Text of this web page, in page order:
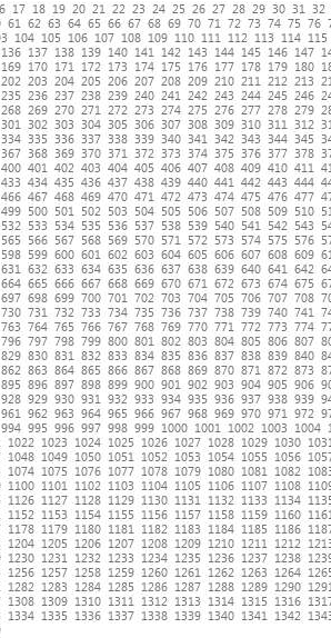
17 18 19 20 21 22 23 24 25 26 27 28 29 30 31 32
61 62 63 64 65 66 67 68 69 70 71 72 73 74 75 76
104 105 106 107 108 109 110 111 112 113 114 115
136 137 138 139 140 141 142 143 144 145 146 147
169 170 171 172 173 174 175 176 177 178 179 180
202 203 204 205 206 207 208 209 210 211 212 213
235 236 237 238 239 240 241 242 243 244 245 246
268 269 270 271 272 273 274 275 276 277 278 279
301 302 303 304 305 306 307 308 309 310 311 312
334 335 336 337 338 339 340 341 342 343 344 345
367 368 369 370 371 372 373 374 375 376 377 378
400 401 402 403 404 405 406 407 408 409 410 411
433 434 435 436 437 438 439 440 441 442 443 444
466 467 468 469 470 471 472 473 474 475 476 477
499 500 501 502 503 504 505 506 507 508 509 510
532 533 534 535 536 537 538 539 540 541 542 543
565 566 567 568 569 570 571 572 573 574 575 576
598 599 600 601 602 603 604 605 606 607 608 609
631 632 633 634 635 636 637 638 639 640 641 642
664 665 666 667 668 669 670 671 672 673 674 675
697 698 699 700 701 702 703 704 705 706 707 708
730 731 732 733 734 735 736 737 738 739 740 741
763 764 765 766 767 768 769 770 771 772 773 774
796 797 798 799 800 801 802 803 804 805 806 807
829 830 831 832 833 834 835 836 837 838 839 840
862 863 864 865 866 867 868 869 870 871 872 873
895 896 897 898 899 900 901 902 903 904 905 906
928 929 930 931 932 933 934 935 936 937 938 939
961 962 963 964 965 966 967 968 969 970 971 972
994 995 996 997 998 999 1000 1001 1002 1003 1004
1022 1023 1024 1025 1026 1027 1028 1029 1030 1031
1048 1049 1050 1051 1052 1053 1054 1055 1056
1074 1075 1076 1077 1078 1079 1080 1081 1082
1100 1101 1102 1103 1104 1105 1106 1107 1108
1126 1127 1128 1129 1130 1131 1132 1133 1134
1152 1153 1154 1155 1156 1157 1158 1159 1160 1161
1178 1179 1180 1181 1182 1183 1184 1185 1186
1204 1205 1206 1207 1208 1209 1210 1211 1212
1230 1231 1232 1233 1234 1235 1236 1237 1238
1256 1257 1258 1259 1260 1261 1262 1263 1264
1282 1283 1284 1285 1286 1287 1288 1289 1290 1291
1308 1309 1310 1311 1312 1313 1314 1315 1316
1334 1335 1336 1337 1338 1339 1340 1341 1342